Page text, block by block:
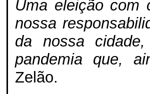
Uma eleição com
nossa
da nossa
pandemia que,
Zelão.